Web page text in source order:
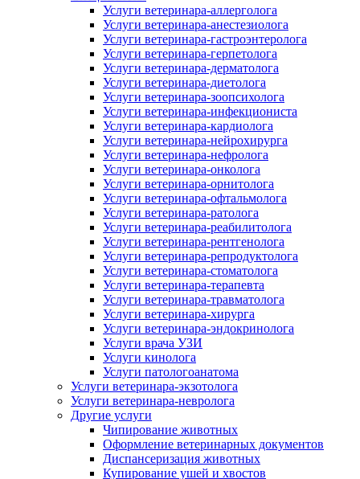
Услуги ветеринара-аллерголога
Услуги ветеринара-анестезиолога
Услуги ветеринара-гастроэнтеролога
Услуги ветеринара-герпетолога
Услуги ветеринара-дерматолога
Услуги ветеринара-диетолога
Услуги ветеринара-зоопсихолога
Услуги ветеринара-инфекциониста
Услуги ветеринара-кардиолога
Услуги ветеринара-нейрохирурга
Услуги ветеринара-нефролога
Услуги ветеринара-онколога
Услуги ветеринара-орнитолога
Услуги ветеринара-офтальмолога
Услуги ветеринара-ратолога
Услуги ветеринара-реабилитолога
Услуги ветеринара-рентгенолога
Услуги ветеринара-репродуктолога
Услуги ветеринара-стоматолога
Услуги ветеринара-терапевта
Услуги ветеринара-травматолога
Услуги ветеринара-хирурга
Услуги ветеринара-эндокринолога
Услуги врача УЗИ
Услуги кинолога
Услуги патологоанатома
Услуги ветеринара-экзотолога
Услуги ветеринара-невролога
Другие услуги
Чипирование животных
Оформление ветеринарных документов
Диспансеризация животных
Купирование ушей и хвостов